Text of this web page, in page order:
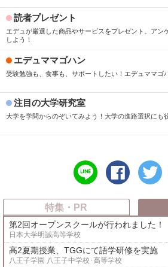
読者プレゼント
エデュが厳選した商品やサービスをプレゼント。アン
しよう！
エデュママゴハン
受験勉強も、食事も、サポートしたい！エデュママゴ
注目の大学研究室
大学を学問からのぞいてみよう！大学の進路選択にも
line
で
る
シ
ェ
る
ツ
イ
す
る
特集・PR
第2回オープンスクールが行われました！
日本大学明誠高等学校
高2夏期授業、TGGにて語学研修を実施
八王子学園 八王子中学校･高等学校